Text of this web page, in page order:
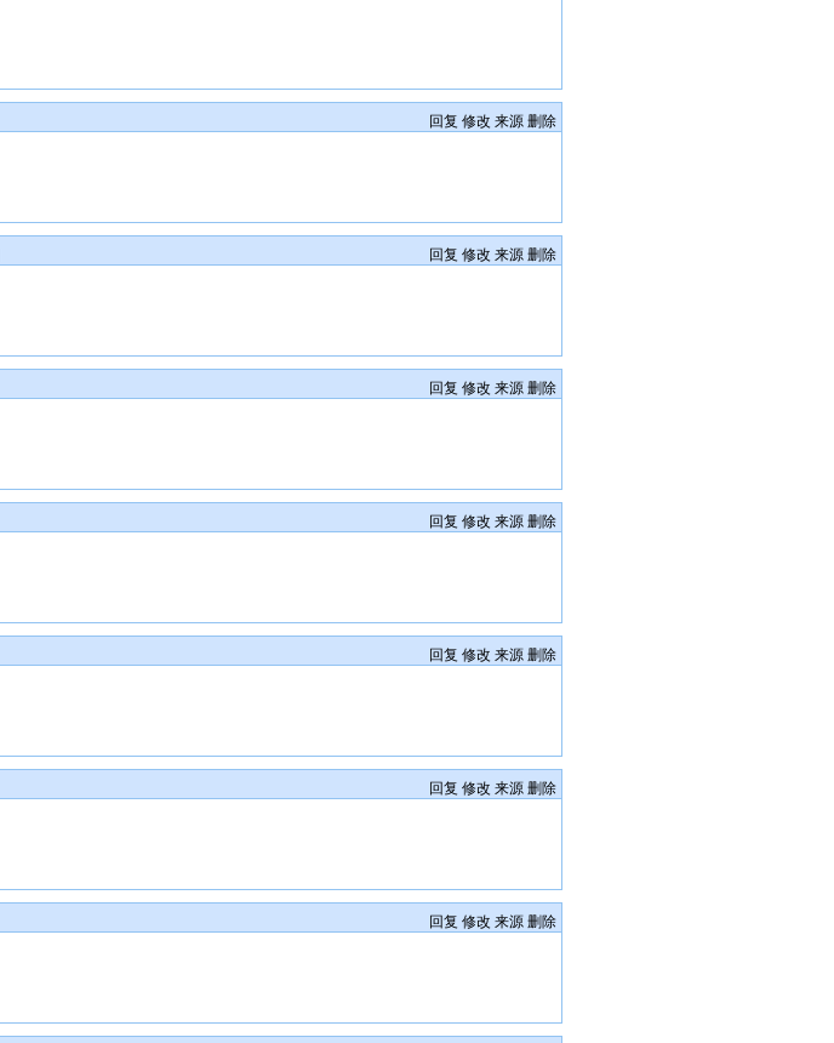
回复 修改 来源 删除
回复 修改 来源 删除
回复 修改 来源 删除
回复 修改 来源 删除
回复 修改 来源 删除
回复 修改 来源 删除
回复 修改 来源 删除